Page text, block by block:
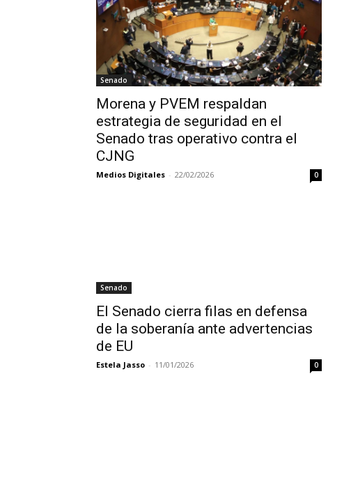
Senado
Morena y PVEM respaldan
estrategia de seguridad en el
Senado tras operativo contra el
CJNG
Medios Digitales - 22/02/2026 0
Senado
El Senado cierra filas en defensa
de la soberanía ante advertencias
de EU
Estela Jasso - 11/01/2026 0